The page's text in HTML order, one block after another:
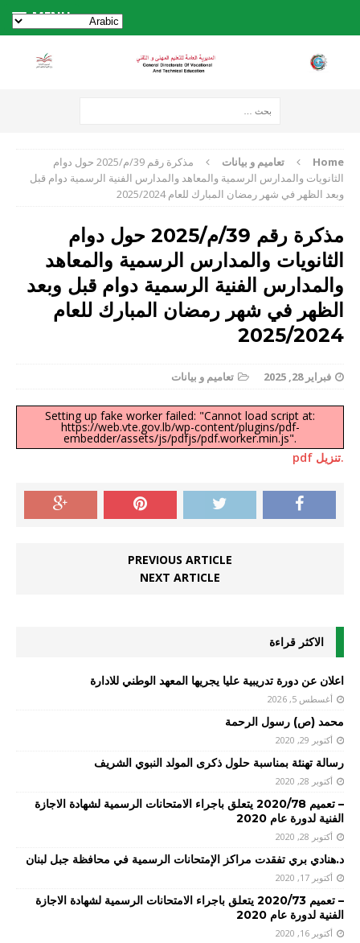
MENU
Home تعاميم و بيانات
مذكرة رقم 39/م/2025 حول دوام
الثانويات والمدارس الرسمية والمعاهد والمدارس الفنية الرسمية دوام قبل
وبعد الظهر في شهر رمضان المبارك للعام 2025/2024
مذكرة رقم 39/م/2025 حول دوام
الثانويات والمدارس الرسمية والمعاهد
والمدارس الفنية الرسمية دوام قبل وبعد
الظهر في شهر رمضان المبارك للعام
2025/2024
فبراير 28, 2025 تعاميم و بيانات
Setting up fake worker failed: "Cannot load script at:
https://web.vte.gov.lb/wp-content/plugins/pdf-
embedder/assets/js/pdfjs/pdf.worker.min.js".
.تنزيل pdf
PREVIOUS ARTICLE
NEXT ARTICLE
الاكثر قراءة
اعلان عن دورة تدريبية عليا يجريها المعهد الوطني للادارة
أغسطس 5, 2026
محمد (ص) رسول الرحمة
أكتوبر 29, 2020
رسالة تهنئة بمناسبة حلول ذكرى المولد النبوي الشريف
أكتوبر 28, 2020
– تعميم 2020/78 يتعلق باجراء الامتحانات الرسمية لشهادة الاجازة
الفنية لدورة عام 2020
أكتوبر 28, 2020
د.هنادي بري تفقدت مراكز الإمتحانات الرسمية في محافظة جبل لبنان
أكتوبر 17, 2020
– تعميم 2020/73 يتعلق باجراء الامتحانات الرسمية لشهادة الاجازة
الفنية لدورة عام 2020
أكتوبر 16, 2020